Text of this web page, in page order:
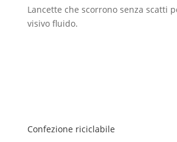
Lancette che scorrono senza scatti
visivo fluido.
Confezione riciclabile